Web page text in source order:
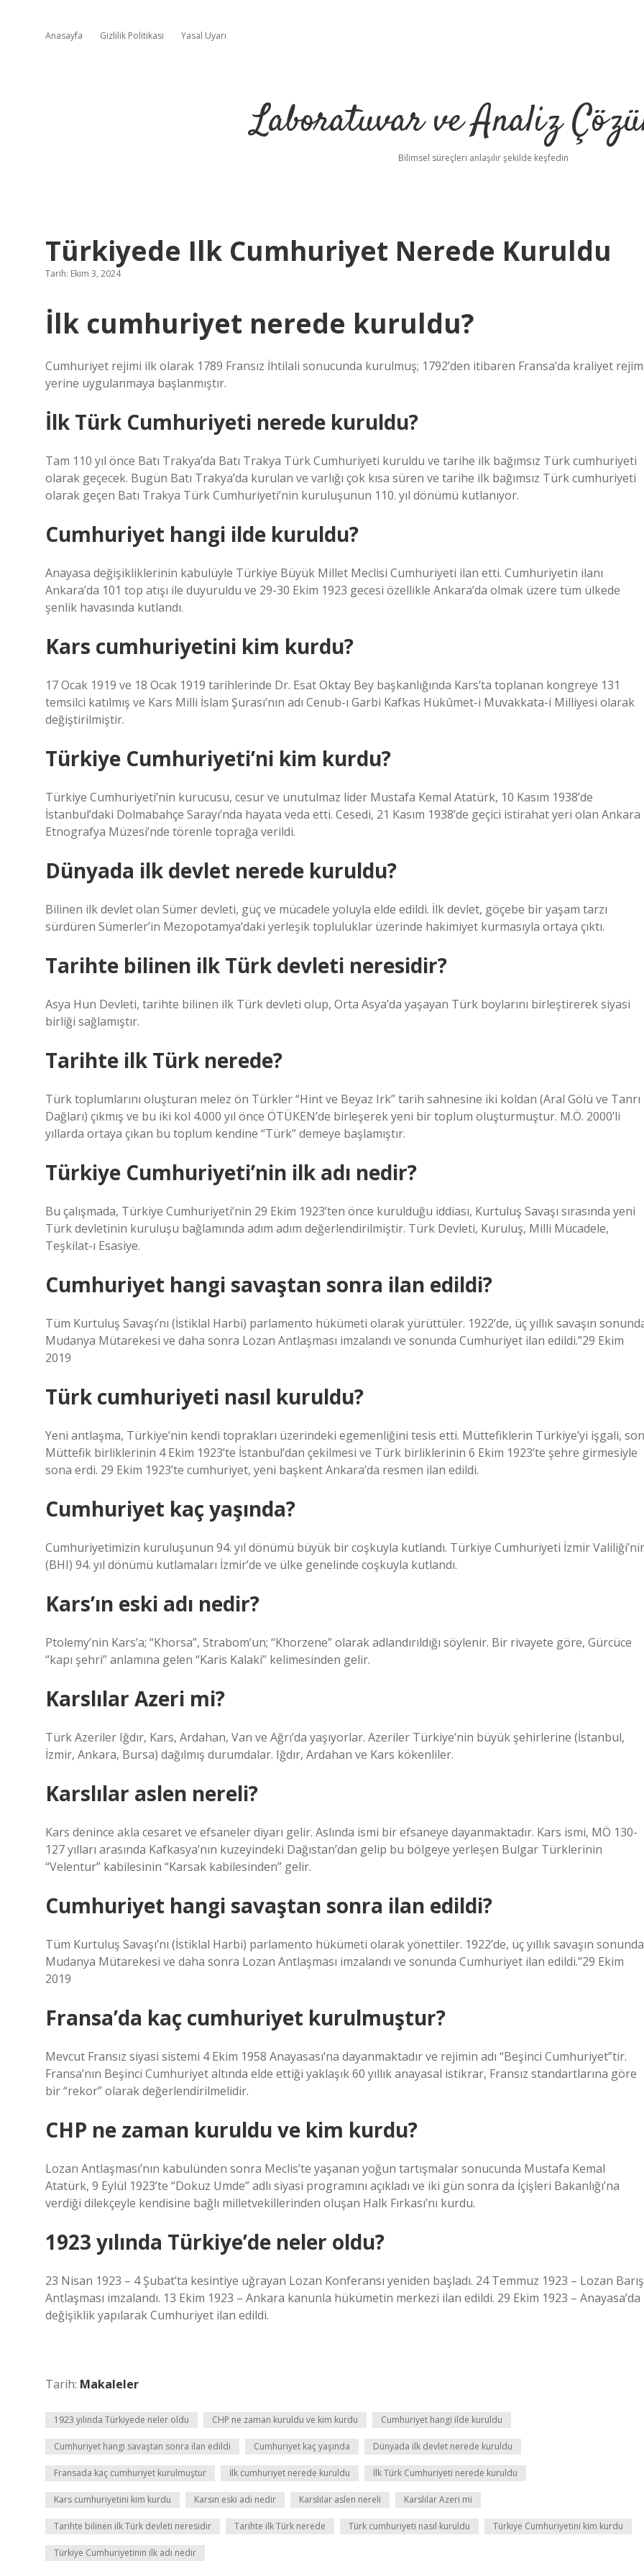
Anasayfa Gizlilik Politikası Yasal Uyarı
Laboratuvar ve Analiz
Bilimsel süreçleri anlaşılır şekilde keşfedin
Türkiyede Ilk Cumhuriyet Nerede Kuruldu
Tarih: Ekim 3, 2024
İlk cumhuriyet nerede kuruldu?
Cumhuriyet rejimi ilk olarak 1789 Fransız İhtilali sonucunda kurulmuş; 1792’den itibaren Fransa’da kraliyet
yerine uygulanmaya başlanmıştır.
İlk Türk Cumhuriyeti nerede kuruldu?
Tam 110 yıl önce Batı Trakya’da Batı Trakya Türk Cumhuriyeti kuruldu ve tarihe ilk bağımsız Türk cumhuriyeti
olarak geçecek. Bugün Batı Trakya’da kurulan ve varlığı çok kısa süren ve tarihe ilk bağımsız Türk cumhuriyeti
olarak geçen Batı Trakya Türk Cumhuriyeti’nin kuruluşunun 110. yıl dönümü kutlanıyor.
Cumhuriyet hangi ilde kuruldu?
Anayasa değişikliklerinin kabulüyle Türkiye Büyük Millet Meclisi Cumhuriyeti ilan etti. Cumhuriyetin ilanı
Ankara’da 101 top atışı ile duyuruldu ve 29-30 Ekim 1923 gecesi özellikle Ankara’da olmak üzere tüm ülkede
şenlik havasında kutlandı.
Kars cumhuriyetini kim kurdu?
17 Ocak 1919 ve 18 Ocak 1919 tarihlerinde Dr. Esat Oktay Bey başkanlığında Kars’ta toplanan kongreye 131
temsilci katılmış ve Kars Milli İslam Şurası’nın adı Cenub-ı Garbi Kafkas Hükûmet-i Muvakkata-i Milliyesi olarak
değiştirilmiştir.
Türkiye Cumhuriyeti’ni kim kurdu?
Türkiye Cumhuriyeti’nin kurucusu, cesur ve unutulmaz lider Mustafa Kemal Atatürk, 10 Kasım 1938’de
İstanbul’daki Dolmabahçe Sarayı’nda hayata veda etti. Cesedi, 21 Kasım 1938’de geçici istirahat yeri olan Ankara
Etnografya Müzesi’nde törenle toprağa verildi.
Dünyada ilk devlet nerede kuruldu?
Bilinen ilk devlet olan Sümer devleti, güç ve mücadele yoluyla elde edildi. İlk devlet, göçebe bir yaşam tarzı
sürdüren Sümerler’in Mezopotamya’daki yerleşik topluluklar üzerinde hakimiyet kurmasıyla ortaya çıktı.
Tarihte bilinen ilk Türk devleti neresidir?
Asya Hun Devleti, tarihte bilinen ilk Türk devleti olup, Orta Asya’da yaşayan Türk boylarını birleştirerek siyasi
birliği sağlamıştır.
Tarihte ilk Türk nerede?
Türk toplumlarını oluşturan melez ön Türkler “Hint ve Beyaz Irk” tarih sahnesine iki koldan (Aral Gölü ve Tanrı
Dağları) çıkmış ve bu iki kol 4.000 yıl önce ÖTÜKEN’de birleşerek yeni bir toplum oluşturmuştur. M.Ö. 2000’li
yıllarda ortaya çıkan bu toplum kendine “Türk” demeye başlamıştır.
Türkiye Cumhuriyeti’nin ilk adı nedir?
Bu çalışmada, Türkiye Cumhuriyeti’nin 29 Ekim 1923’ten önce kurulduğu iddiası, Kurtuluş Savaşı sırasında yeni
Türk devletinin kuruluşu bağlamında adım adım değerlendirilmiştir. Türk Devleti, Kuruluş, Milli Mücadele,
Teşkilat-ı Esasiye.
Cumhuriyet hangi savaştan sonra ilan edildi?
Tüm Kurtuluş Savaşı’nı (İstiklal Harbi) parlamento hükümeti olarak yürüttüler. 1922’de, üç yıllık savaşın
Mudanya Mütarekesi ve daha sonra Lozan Antlaşması imzalandı ve sonunda Cumhuriyet ilan edildi.”29 Ekim
2019
Türk cumhuriyeti nasıl kuruldu?
Yeni antlaşma, Türkiye’nin kendi toprakları üzerindeki egemenliğini tesis etti. Müttefiklerin Türkiye’yi işgali, son
Müttefik birliklerinin 4 Ekim 1923’te İstanbul’dan çekilmesi ve Türk birliklerinin 6 Ekim 1923’te şehre girmesiyle
sona erdi. 29 Ekim 1923’te cumhuriyet, yeni başkent Ankara’da resmen ilan edildi.
Cumhuriyet kaç yaşında?
Cumhuriyetimizin kuruluşunun 94. yıl dönümü büyük bir coşkuyla kutlandı. Türkiye Cumhuriyeti İzmir
(BHI) 94. yıl dönümü kutlamaları İzmir’de ve ülke genelinde coşkuyla kutlandı.
Kars’ın eski adı nedir?
Ptolemy’nin Kars’a; “Khorsa”, Strabom’un; “Khorzene” olarak adlandırıldığı söylenir. Bir rivayete göre, Gürcüce
“kapı şehri” anlamına gelen “Karis Kalaki” kelimesinden gelir.
Karslılar Azeri mi?
Türk Azeriler Iğdır, Kars, Ardahan, Van ve Ağrı’da yaşıyorlar. Azeriler Türkiye’nin büyük şehirlerine (İstanbul,
İzmir, Ankara, Bursa) dağılmış durumdalar. Iğdır, Ardahan ve Kars kökenliler.
Karslılar aslen nereli?
Kars denince akla cesaret ve efsaneler diyarı gelir. Aslında ismi bir efsaneye dayanmaktadır. Kars ismi, MÖ 130-
127 yılları arasında Kafkasya’nın kuzeyindeki Dağıstan’dan gelip bu bölgeye yerleşen Bulgar Türklerinin
“Velentur” kabilesinin “Karsak kabilesinden” gelir.
Cumhuriyet hangi savaştan sonra ilan edildi?
Tüm Kurtuluş Savaşı’nı (İstiklal Harbi) parlamento hükümeti olarak yönettiler. 1922’de, üç yıllık savaşın sonunda
Mudanya Mütarekesi ve daha sonra Lozan Antlaşması imzalandı ve sonunda Cumhuriyet ilan edildi.”29 Ekim
2019
Fransa’da kaç cumhuriyet kurulmuştur?
Mevcut Fransız siyasi sistemi 4 Ekim 1958 Anayasası’na dayanmaktadır ve rejimin adı “Beşinci Cumhuriyet”tir.
Fransa’nın Beşinci Cumhuriyet altında elde ettiği yaklaşık 60 yıllık anayasal istikrar, Fransız standartlarına göre
bir “rekor” olarak değerlendirilmelidir.
CHP ne zaman kuruldu ve kim kurdu?
Lozan Antlaşması’nın kabulünden sonra Meclis’te yaşanan yoğun tartışmalar sonucunda Mustafa Kemal
Atatürk, 9 Eylül 1923’te “Dokuz Umde” adlı siyasi programını açıkladı ve iki gün sonra da İçişleri Bakanlığı’na
verdiği dilekçeyle kendisine bağlı milletvekillerinden oluşan Halk Fırkası’nı kurdu.
1923 yılında Türkiye’de neler oldu?
23 Nisan 1923 – 4 Şubat’ta kesintiye uğrayan Lozan Konferansı yeniden başladı. 24 Temmuz 1923 – Lozan Barış
Antlaşması imzalandı. 13 Ekim 1923 – Ankara kanunla hükümetin merkezi ilan edildi. 29 Ekim 1923 – Anayasa’da
değişiklik yapılarak Cumhuriyet ilan edildi.
Tarih: Makaleler
1923 yılında Türkiyede neler oldu CHP ne zaman kuruldu ve kim kurdu Cumhuriyet hangi ilde kuruldu
Cumhuriyet hangi savaştan sonra ilan edildi Cumhuriyet kaç yaşında Dünyada ilk devlet nerede kuruldu
Fransada kaç cumhuriyet kurulmuştur İlk cumhuriyet nerede kuruldu İlk Türk Cumhuriyeti nerede kuruldu
Kars cumhuriyetini kim kurdu Karsın eski adı nedir Karslılar aslen nereli Karslılar Azeri mi
Tarihte bilinen ilk Türk devleti neresidir Tarihte ilk Türk nerede Türk cumhuriyeti nasıl kuruldu Türkiye Cumhuriyetini kim kurdu
Türkiye Cumhuriyetinin ilk adı nedir